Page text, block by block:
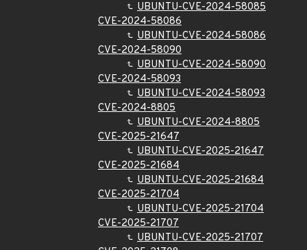
UBUNTU-CVE-2024-58085
CVE-2024-58086
UBUNTU-CVE-2024-58086
CVE-2024-58090
UBUNTU-CVE-2024-58090
CVE-2024-58093
UBUNTU-CVE-2024-58093
CVE-2024-8805
UBUNTU-CVE-2024-8805
CVE-2025-21647
UBUNTU-CVE-2025-21647
CVE-2025-21684
UBUNTU-CVE-2025-21684
CVE-2025-21704
UBUNTU-CVE-2025-21704
CVE-2025-21707
UBUNTU-CVE-2025-21707